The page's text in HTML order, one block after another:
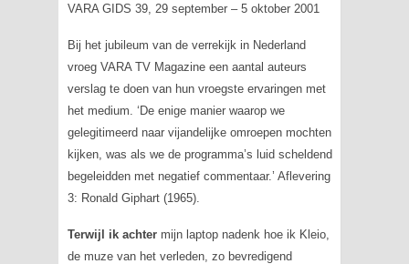
VARA GIDS 39, 29 september – 5 oktober 2001
Bij het jubileum van de verrekijk in Nederland
vroeg VARA TV Magazine een aantal auteurs
verslag te doen van hun vroegste ervaringen met
het medium. ‘De enige manier waarop we
gelegitimeerd naar vijandelijke omroepen mochten
kijken, was als we de programma’s luid scheldend
begeleidden met negatief commentaar.’ Aflevering
3: Ronald Giphart (1965).
Terwijl ik achtermijn laptop nadenk hoe ik Kleio,
de muze van het verleden, zo bevredigend